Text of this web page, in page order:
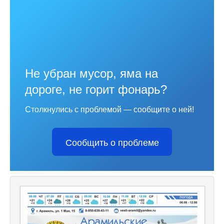
Не убран мусор, яма на
дороге, не горит фонарь?
Столкнулись с проблемой — сообщите о ней!
Сообщить о проблеме